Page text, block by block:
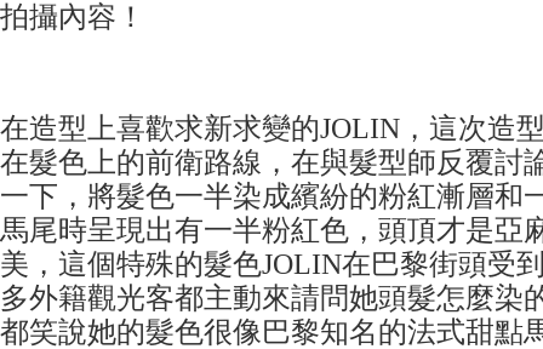
拍攝內容！
在造型上喜歡求新求變的JOLIN，這次造
在髮色上的前衛路線，在與髮型師反覆討
一下，將髮色一半染成繽紛的粉紅漸層和
馬尾時呈現出有一半粉紅色，頭頂才是亞
美，這個特殊的髮色JOLIN在巴黎街頭受
多外籍觀光客都主動來請問她頭髮怎麼染
都笑說她的髮色很像巴黎知名的法式甜點